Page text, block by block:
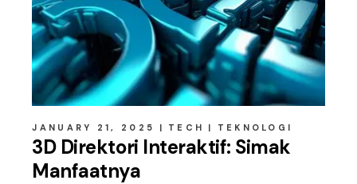
JANUARY 21, 2025 TECH TEKNOLOGI
3D Direktori Interaktif: Simak
Manfaatnya